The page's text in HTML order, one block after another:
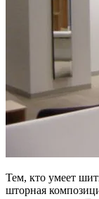
Тем, кто умеет
шторная